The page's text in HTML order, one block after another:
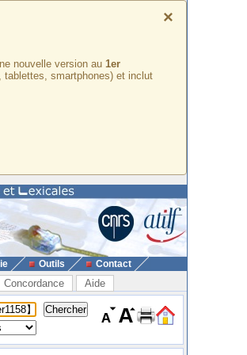
×
nouvelle version au 1er
tablettes, smartphones) et inclut
Outils Contact
Concordance Aide